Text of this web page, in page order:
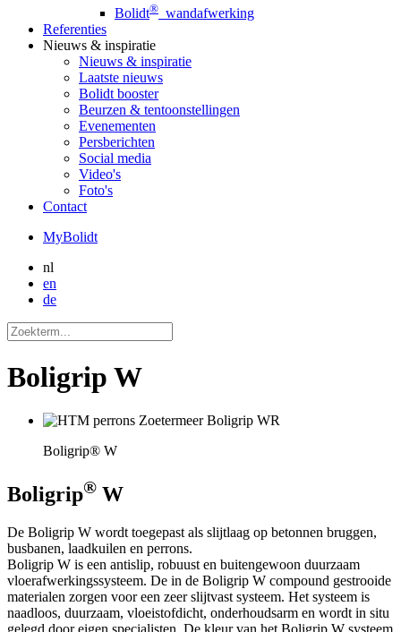
Bolidt® wandafwerking
Referenties
Nieuws & inspiratie
Nieuws & inspiratie
Laatste nieuws
Bolidt booster
Beurzen & tentoonstellingen
Evenementen
Persberichten
Social media
Video's
Foto's
Contact
MyBolidt
nl
en
de
Boligrip W
Boligrip® W
Boligrip® W
De Boligrip W wordt toegepast als slijtlaag op betonnen bruggen,
busbanen, laadkuilen en perrons.
Boligrip W is een antislip, robuust en buitengewoon duurzaam
vloerafwerkingssysteem. De in de Boligrip W compound gestrooide
materialen zorgen voor een zeer slijtvast systeem. Het systeem is
naadloos, duurzaam, vloeistofdicht, onderhoudsarm en wordt in situ
gelegd door eigen specialisten. De kleur van het Boligrip W systeem